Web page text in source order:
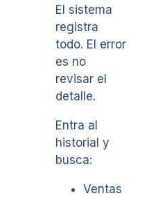
El sistema
registra
todo. El error
es no
revisar el
detalle.
Entra al
historial y
busca:
Ventas